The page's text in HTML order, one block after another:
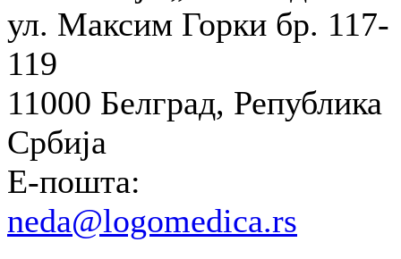
ул. Максим Горки бр. 117-
119
11000 Белград, Република
Србија
E-пошта:
neda@logomedica.rs